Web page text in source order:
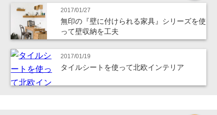
2017/01/27
無印の『壁に付けられる家具』シリーズを使
って壁収納を工夫
2017/01/19
タイルシートを使って北欧インテリア